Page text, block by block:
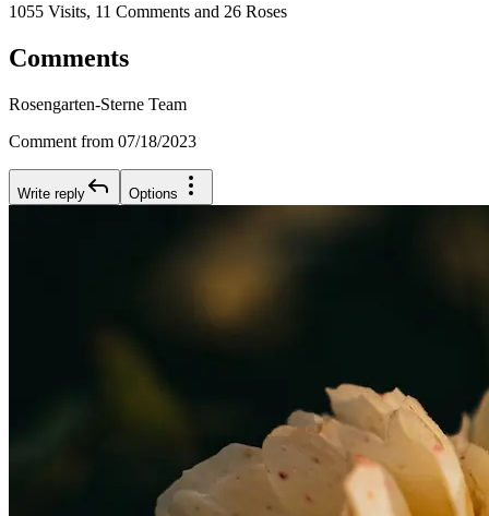
1055 Visits, 11 Comments and 26 Roses
Comments
Rosengarten-Sterne Team
Comment from 07/18/2023
Write reply Options